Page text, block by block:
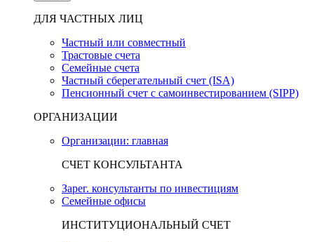
ДЛЯ ЧАСТНЫХ ЛИЦ
Частный или совместный
Трастовые счета
Семейные счета
Частный сберегательный счет (ISA)
Пенсионный счет с самоинвестированием (SIPP)
ОРГАНИЗАЦИИ
Организации: главная
СЧЕТ КОНСУЛЬТАНТА
Зарег. консультанты по инвестициям
Семейные офисы
ИНСТИТУЦИОНАЛЬНЫЙ СЧЕТ